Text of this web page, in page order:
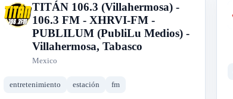
T
TITÁN 106.3 (Villahermosa) -
106.3 FM - XHRVI-FM -
PUBLILUM (PubliLu Medios) -
Villahermosa, Tabasco
Mexico
entretenimiento estación fm